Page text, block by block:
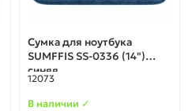
Сумка для ноутбука
SUMFFIS SS-0336 (14")
синяя
12073
В наличии ✓